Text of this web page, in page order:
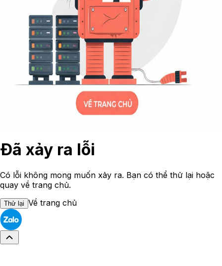
Đã xảy ra lỗi
Có lỗi không mong muốn xảy ra. Bạn có thể thử lại hoặc
quay về trang chủ.
Thử lại Về trang chủ